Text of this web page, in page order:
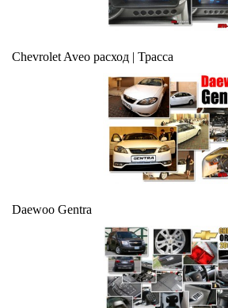
Chevrolet Aveo расход | Трасса
Daewoo Gentra